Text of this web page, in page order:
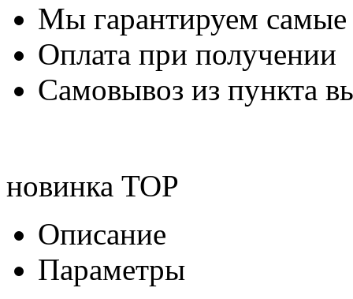
Мы гарантируем
Оплата при получении
Самовывоз из пункта
новинка TOP
Описание
Параметры